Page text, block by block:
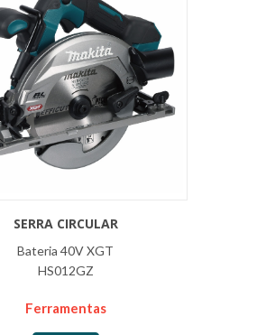
SERRA CIRCULAR
Bateria 40V XGT
HS012GZ
Ferramentas